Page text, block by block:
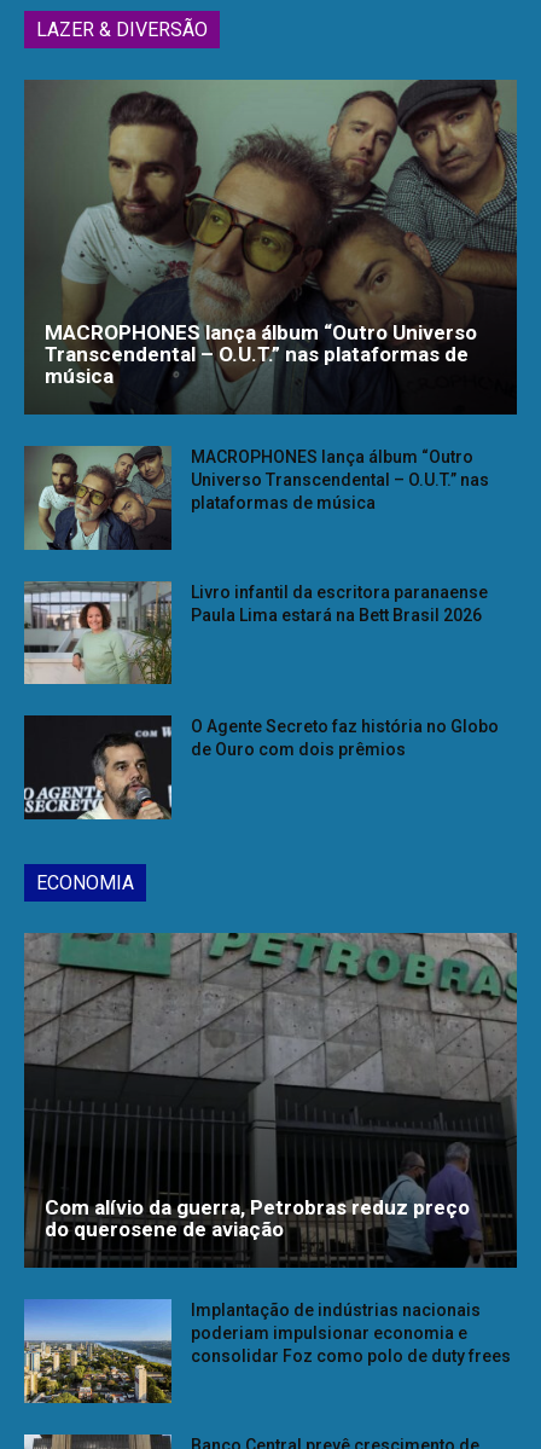
LAZER & DIVERSÃO
MACROPHONES lança álbum “Outro Universo
Transcendental – O.U.T.” nas plataformas de
música
MACROPHONES lança álbum “Outro
Universo Transcendental – O.U.T.” nas
plataformas de música
Livro infantil da escritora paranaense
Paula Lima estará na Bett Brasil 2026
O Agente Secreto faz história no Globo
de Ouro com dois prêmios
ECONOMIA
Com alívio da guerra, Petrobras reduz preço
do querosene de aviação
Implantação de indústrias nacionais
poderiam impulsionar economia e
consolidar Foz como polo de duty frees